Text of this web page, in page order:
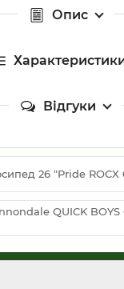
Опис
Відгуки
26 "Pride ROCX
QUICK BOYS